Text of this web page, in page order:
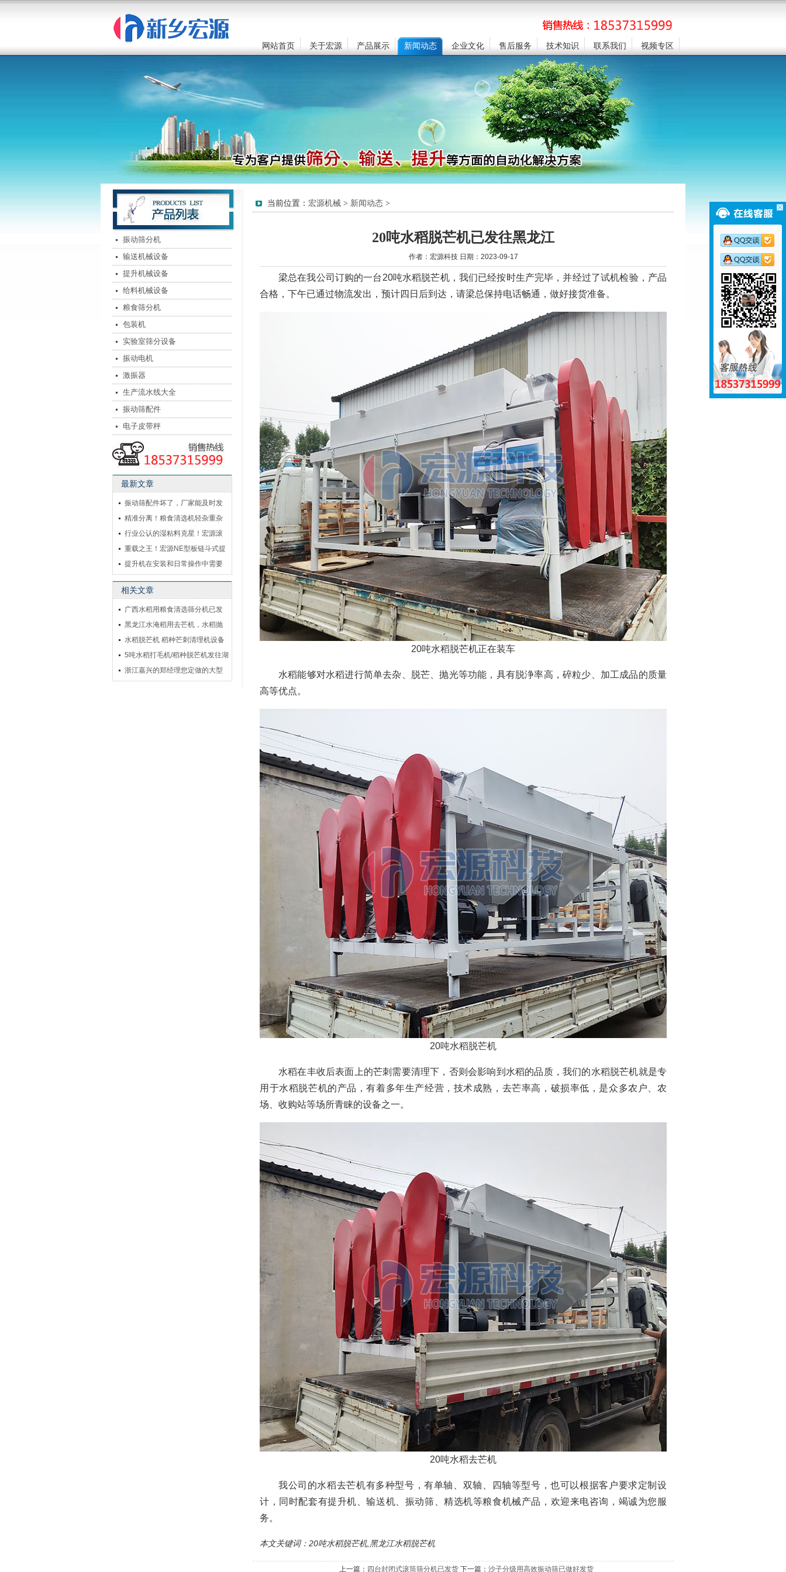
网站首页 关于宏源 产品展示 新闻动态 企业文化 售后服务 技术知识 联系我们 视频专区
当前位置： 宏源机械 > 新闻动态 >
20吨水稻脱芒机已发往黑龙江
作者：宏源科技 日期：2023-09-17
梁总在我公司订购的一台20吨水稻脱芒机，我们已经按时生产完毕，并经过了试机检验，产品
合格，下午已通过物流发出，预计四日后到达，请梁总保持电话畅通，做好接货准备。
20吨水稻脱芒机正在装车
水稻能够对水稻进行简单去杂、脱芒、抛光等功能，具有脱浄率高，碎粒少、加工成品的质量
高等优点。
20吨水稻脱芒机
水稻在丰收后表面上的芒刺需要清理下，否则会影响到水稻的品质，我们的水稻脱芒机就是专
用于水稻脱芒机的产品，有着多年生产经营，技术成熟，去芒率高，破损率低，是众多农户、农
场、收购站等场所青睐的设备之一。
20吨水稻去芒机
我公司的水稻去芒机有多种型号，有单轴、双轴、四轴等型号，也可以根据客户要求定制设
计，同时配套有提升机、输送机、振动筛、精选机等粮食机械产品，欢迎来电咨询，竭诚为您服
务。
本文关键词：20吨水稻脱芒机,黑龙江水稻脱芒机
上一篇： 四台封闭式滚筒筛分机已发货下一篇： 沙子分级用高效振动筛已做好发货
振动筛分机
输送机械设备
提升机械设备
给料机械设备
粮食筛分机
包装机
实验室筛分设备
振动电机
激振器
生产流水线大全
振动筛配件
电子皮带秤
最新文章
振动筛配件坏了，厂家能及时发
货
精准分离！粮食清选机轻杂重杂
一
行业公认的湿粘料克星！宏源滚
筒
重载之王！宏源NE型板链斗式提
升
提升机在安装和日常操作中需要
注
相关文章
广西水稻用粮食清选筛分机已发
出
黑龙江水淹稻用去芒机，水稻抛
毛机发货
水稻脱芒机 稻种芒刺清理机设备
发往湖南省
5吨水稻打毛机/稻种脱芒机发往湖
北
浙江嘉兴的郑经理您定做的大型